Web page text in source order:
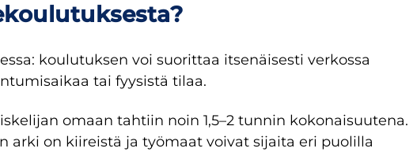
koulutuksen voi suorittaa itsenäisesti verkossa
tai fyysistä tilaa.
omaan tahtiin noin 1,5–2 tunnin kokonaisuutena.
arki on kiireistä ja työmaat voivat sijaita eri puolilla